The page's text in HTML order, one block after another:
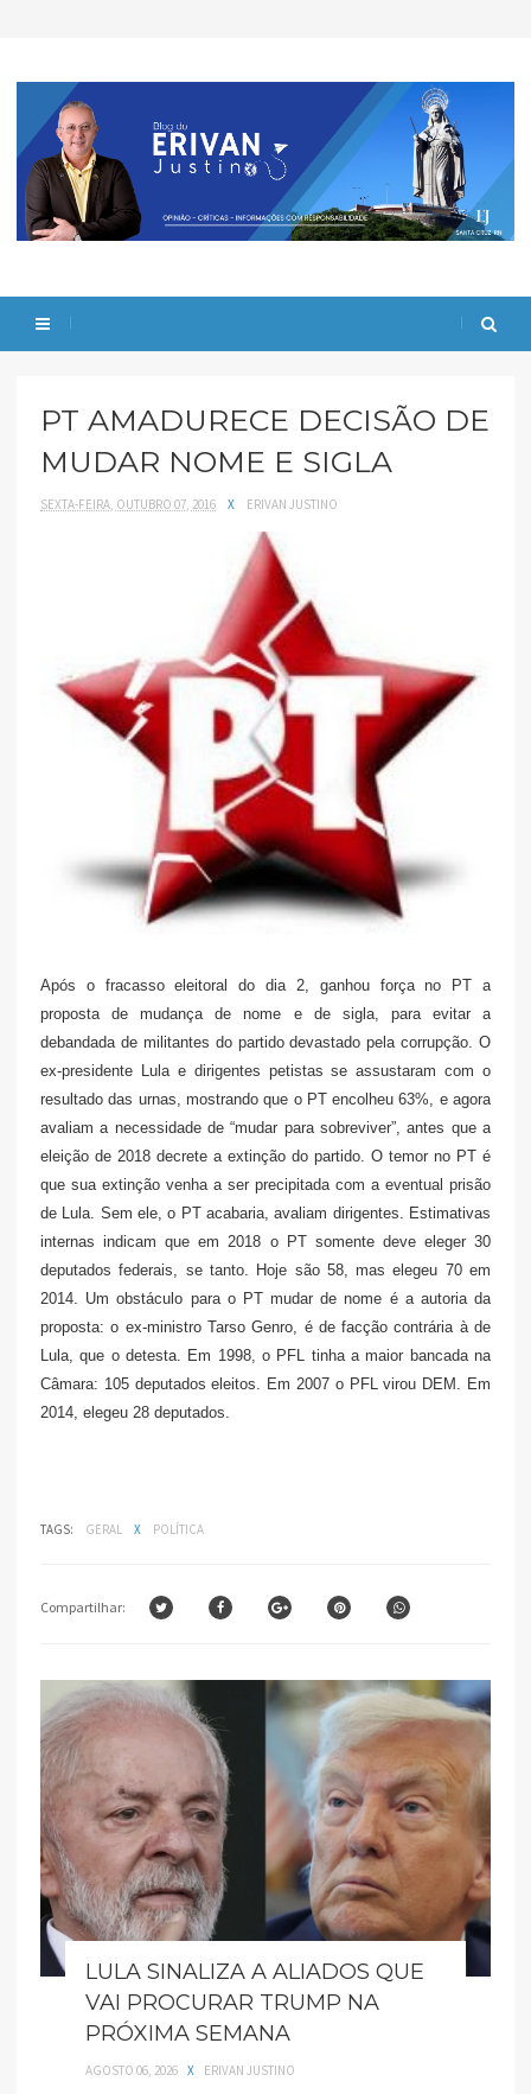
PT AMADURECE DECISÃO DE
MUDAR NOME E SIGLA
SEXTA-FEIRA, OUTUBRO 07, 2016 X ERIVAN JUSTINO
Após o fracasso eleitoral do dia 2, ganhou força no PT a
proposta de mudança de nome e de sigla, para evitar a
debandada de militantes do partido devastado pela corrupção. O
ex-presidente Lula e dirigentes petistas se assustaram com o
resultado das urnas, mostrando que o PT encolheu 63%, e agora
avaliam a necessidade de “mudar para sobreviver”, antes que a
eleição de 2018 decrete a extinção do partido. O temor no PT é
que sua extinção venha a ser precipitada com a eventual prisão
de Lula. Sem ele, o PT acabaria, avaliam dirigentes. Estimativas
internas indicam que em 2018 o PT somente deve eleger 30
deputados federais, se tanto. Hoje são 58, mas elegeu 70 em
2014. Um obstáculo para o PT mudar de nome é a autoria da
proposta: o ex-ministro Tarso Genro, é de facção contrária à de
Lula, que o detesta. Em 1998, o PFL tinha a maior bancada na
Câmara: 105 deputados eleitos. Em 2007 o PFL virou DEM. Em
2014, elegeu 28 deputados.
TAGS: GERAL X POLÍTICA
Compartilhar:
LULA SINALIZA A ALIADOS QUE
VAI PROCURAR TRUMP NA
PRÓXIMA SEMANA
AGOSTO 06, 2026 X ERIVAN JUSTINO